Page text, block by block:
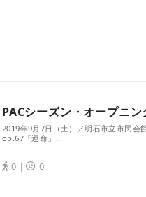
PACシーズン・オープニ
2019年9月7日（土）／明石市立市民会
op.67「運命」...
0｜ 0